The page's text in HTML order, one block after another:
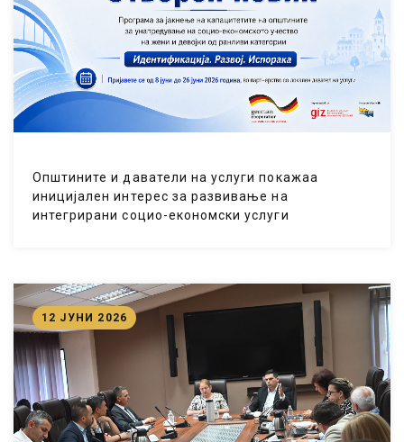
Општините и даватели на услуги покажаа
иницијален интерес за развивање на
интегрирани социо-економски услуги
12 ЈУНИ 2026